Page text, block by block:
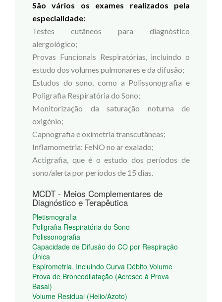
São vários os exames realizados pela
especialidade:
Testes cutâneos para diagnóstico
alergológico;
Provas Funcionais Respiratórias, incluindo o
estudo dos volumes pulmonares e da difusão;
Estudos do sono, como a Polissonografia e
Poligrafia Respiratória do Sono;
Monitorização da saturação noturna de
oxigénio;
Capnografia e oximetria transcutâneas;
Inflamometria: FeNO no ar exalado;
Actigrafia, que é o estudo dos períodos de
sono/alerta por períodos de 15 dias.
MCDT - Meios Complementares de
Diagnóstico e Terapêutica
Pletismografia
Poligrafia Respiratória do Sono
Polissonografia
Capacidade de Difusão do CO por Respiração
Única
Espirometria, Incluindo Curva Débito Volume
Prova de Broncodilatação (Acresce à Prova
Basal)
Volume Residual (Helio/Azoto)